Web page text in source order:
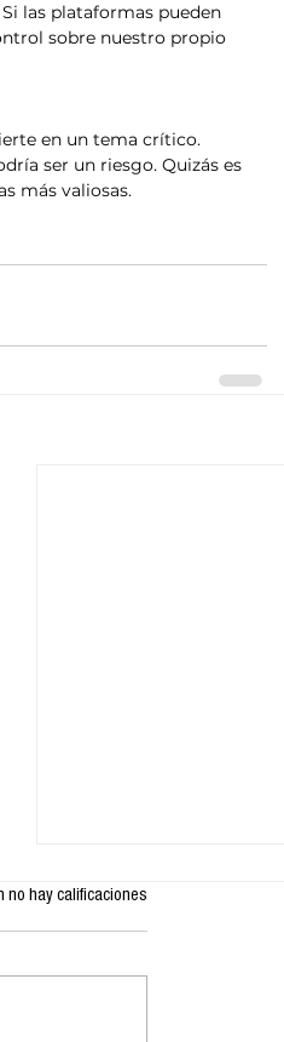
las plataformas pueden
sobre nuestro propio
en un tema crítico.
ser un riesgo. Quizás es
más valiosas.
no hay calificaciones